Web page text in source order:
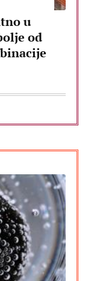
u
od